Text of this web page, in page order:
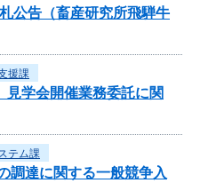
公告（畜産研究所飛騨牛
援課
見学会開催業務委託に関
テム課
調達に関する一般競争入